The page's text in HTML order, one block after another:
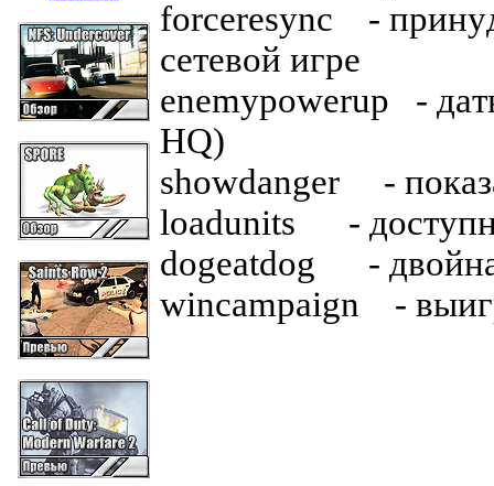
forceresync -
ceтeвoй игpe
enemypowerup -
HQ)
showdanger -
loadunits -
dogeatdog -
wincampaign -